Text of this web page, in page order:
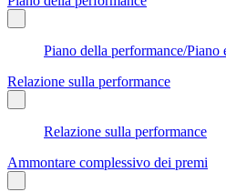
Piano della performance/Piano
Relazione sulla performance
Relazione sulla performance
Ammontare complessivo dei premi